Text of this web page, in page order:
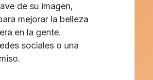
de su imagen,
mejorar la belleza
en la gente.
sociales o una